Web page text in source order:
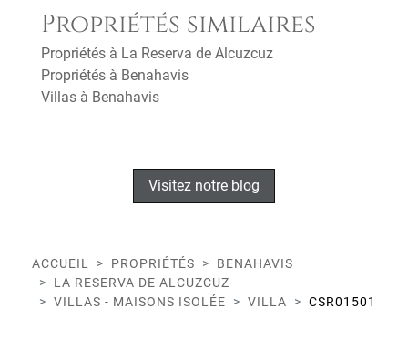
Propriétés similaires
Propriétés à La Reserva de Alcuzcuz
Propriétés à Benahavis
Villas à Benahavis
Visitez notre blog
ACCUEIL PROPRIÉTÉS
BENAHAVIS
LA RESERVA DE ALCUZCUZ
VILLAS - MAISONS ISOLÉE
VILLA CSR01501